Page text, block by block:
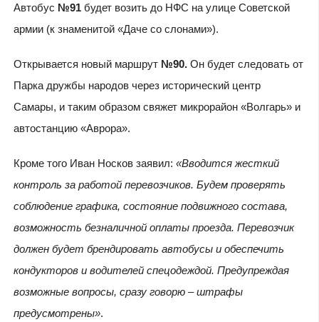
Автобус №91будет возить до НФС на улице Советской
армии (к знаменитой «Даче со слонами»).
Открывается новый маршрут №90. Он будет следовать от
Парка дружбы народов через исторический центр
Самары, и таким образом свяжет микрорайон «Волгарь» и
автостанцию «Аврора».
Кроме того Иван Носков заявил: «Вводится жесткий
контроль за работой перевозчиков. Будем проверять
соблюдение графика, состояние подвижного состава,
возможность безналичной оплаты проезда. Перевозчик
должен будет брендировать автобусы и обеспечить
кондукторов и водителей спецодеждой. Предупреждая
возможные вопросы, сразу говорю – штрафы
предусмотрены».